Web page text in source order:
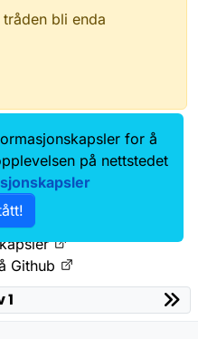
bli enda
Kontakt oss
Github
1
for å
på nettstedet